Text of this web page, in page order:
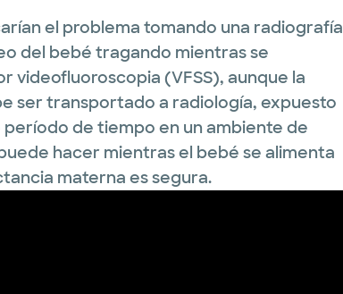
el problema tomando una radiografía
del bebé tragando mientras se
videofluoroscopia (VFSS), aunque la
ser transportado a radiología, expuesto
de tiempo en un ambiente de
hacer mientras el bebé se alimenta
materna es segura.